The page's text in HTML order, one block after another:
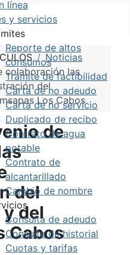
línea
y servicios
Reporte de altos
consumos
Trámite de factibilidad
Carta de no adeudo
Carta de no servicio
Duplicado de recibo
Contrato de agua
potable
Contrato de
alcantarillado
Cambio de nombre
Consulta de adeudo
Consulta de historial
Cuotas y tarifas
Noticias
colaboración las
del
Los Cabos
de
del
del
Cabos